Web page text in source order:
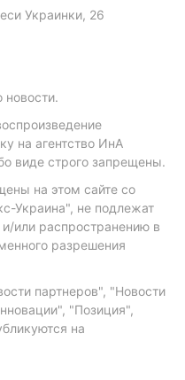
Украинки, 26
на агентство ИнА
виде строго запрещены.
на этом сайте со
Украина", не подлежат
или распространению в
разрешения
партнеров", "Новости
"Позиция",
на